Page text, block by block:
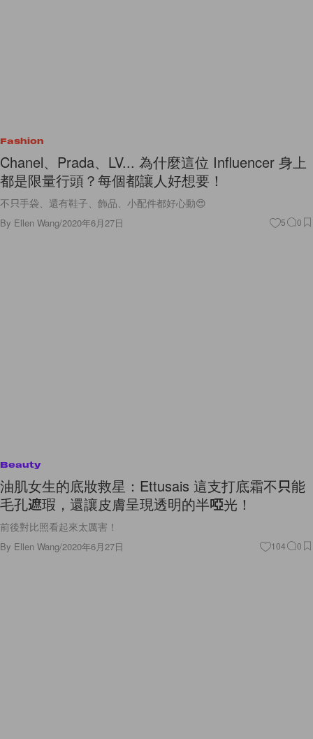
Fashion
Chanel、Prada、LV... 為什麼這位 Influencer 身上
都是限量行頭？每個都讓人好想要！
不只手袋、還有鞋子、飾品、小配件都好心動😍
By Ellen Wang/2020年6月27日 5 0
Beauty
油肌女生的底妝救星：Ettusais 這支打底霜不只能
毛孔遮瑕，還讓皮膚呈現透明的半啞光！
前後對比照看起來太厲害！
By Ellen Wang/2020年6月27日 104 0